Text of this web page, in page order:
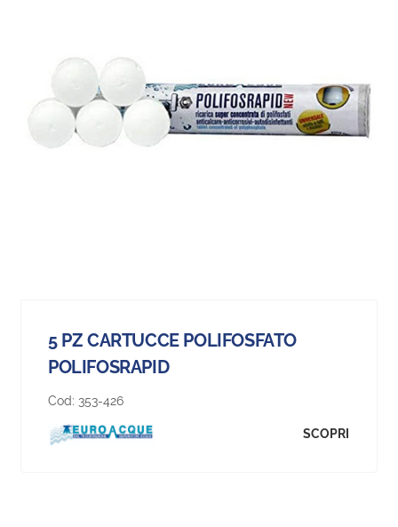
5 PZ CARTUCCE POLIFOSFATO
POLIFOSRAPID
Cod: 353-426
SCOPRI